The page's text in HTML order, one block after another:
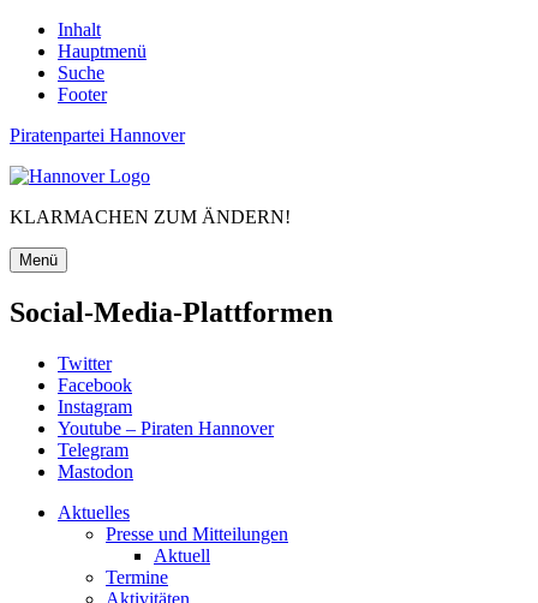
Inhalt
Hauptmenü
Suche
Footer
Piratenpartei Hannover
KLARMACHEN ZUM ÄNDERN!
Menü
Social-Media-Plattformen
Twitter
Facebook
Instagram
Youtube – Piraten Hannover
Telegram
Mastodon
Aktuelles
Presse und Mitteilungen
Aktuell
Termine
Aktivitäten